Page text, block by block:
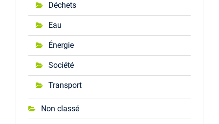
Déchets
Eau
Énergie
Société
Transport
Non classé